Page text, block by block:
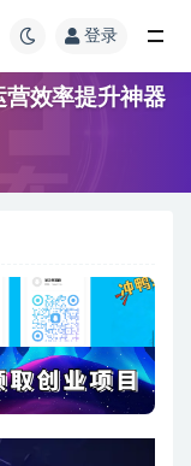
登录
营效率提升神器